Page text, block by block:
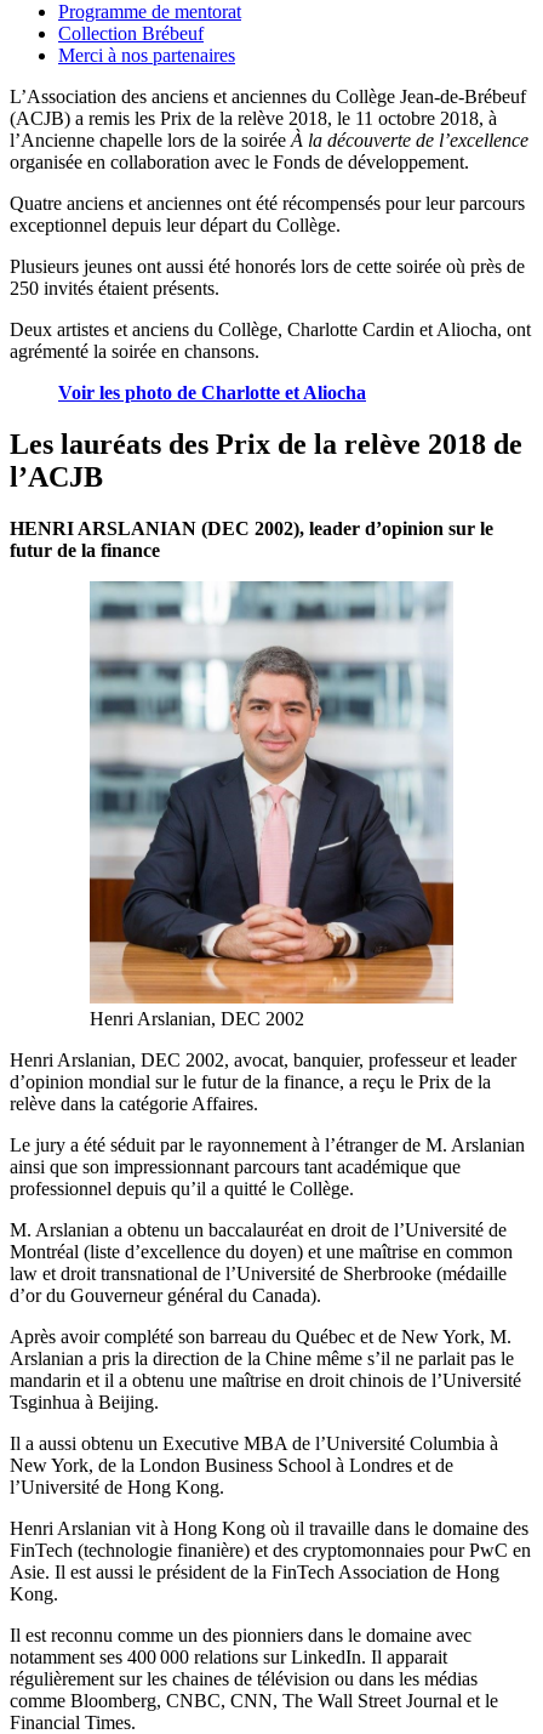
Programme de mentorat
Collection Brébeuf
Merci à nos partenaires
L’Association des anciens et anciennes du Collège Jean-de-Brébeuf
(ACJB) a remis les Prix de la relève 2018, le 11 octobre 2018, à
l’Ancienne chapelle lors de la soirée À la découverte de l’excellence
organisée en collaboration avec le Fonds de développement.
Quatre anciens et anciennes ont été récompensés pour leur parcours
exceptionnel depuis leur départ du Collège.
Plusieurs jeunes ont aussi été honorés lors de cette soirée où près de
250 invités étaient présents.
Deux artistes et anciens du Collège, Charlotte Cardin et Aliocha, ont
agrémenté la soirée en chansons.
Voir les photo de Charlotte et Aliocha
Les lauréats des Prix de la relève 2018 de
l’ACJB
HENRI ARSLANIAN (DEC 2002), leader d’opinion sur le
futur de la finance
Henri Arslanian, DEC 2002
Henri Arslanian, DEC 2002, avocat, banquier, professeur et leader
d’opinion mondial sur le futur de la finance, a reçu le Prix de la
relève dans la catégorie Affaires.
Le jury a été séduit par le rayonnement à l’étranger de M. Arslanian
ainsi que son impressionnant parcours tant académique que
professionnel depuis qu’il a quitté le Collège.
M. Arslanian a obtenu un baccalauréat en droit de l’Université de
Montréal (liste d’excellence du doyen) et une maîtrise en common
law et droit transnational de l’Université de Sherbrooke (médaille
d’or du Gouverneur général du Canada).
Après avoir complété son barreau du Québec et de New York, M.
Arslanian a pris la direction de la Chine même s’il ne parlait pas le
mandarin et il a obtenu une maîtrise en droit chinois de l’Université
Tsginhua à Beijing.
Il a aussi obtenu un Executive MBA de l’Université Columbia à
New York, de la London Business School à Londres et de
l’Université de Hong Kong.
Henri Arslanian vit à Hong Kong où il travaille dans le domaine des
FinTech (technologie finanière) et des cryptomonnaies pour PwC en
Asie. Il est aussi le président de la FinTech Association de Hong
Kong.
Il est reconnu comme un des pionniers dans le domaine avec
notamment ses 400 000 relations sur LinkedIn. Il apparait
régulièrement sur les chaines de télévision ou dans les médias
comme Bloomberg, CNBC, CNN, The Wall Street Journal et le
Financial Times.